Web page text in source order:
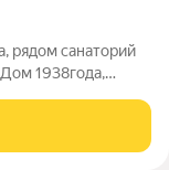
рядом санаторий
1938года,